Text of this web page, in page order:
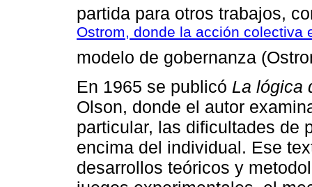
partida para otros trabajos,
Ostrom, donde la acción colectiva
modelo de gobernanza
En 1965 se publicó La lógica
Olson, donde el autor
particular, las dificultades de
encima del individual. Ese
desarrollos teóricos y